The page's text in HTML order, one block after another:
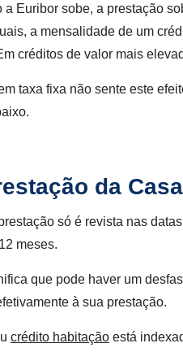
a Euribor sobe, a prestação
a mensalidade de um
créditos de valor mais
taxa fixa não sente este
da
só é revista nas
meses.
que pode haver um
à sua prestação.
crédito habitação está